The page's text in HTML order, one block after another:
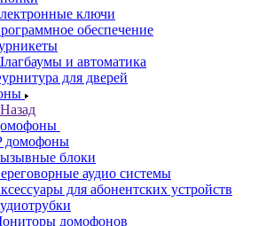
ключи
обеспечение
и автоматика
для дверей
Назад
домофоны
блоки
аудио системы
для абонентских устройств
домофонов